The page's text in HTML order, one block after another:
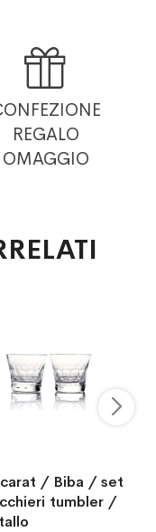

REGALO
OMAGGIO
/ Biba / set
tumbler /